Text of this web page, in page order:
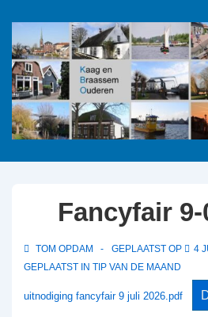
Doorgaan
naar
hoofdinhoud
Fancyfair 9-
TOM OPDAM GEPLAATST OP
4
GEPLAATST IN TIP VAN DE MAAND
uitnodiging fancyfair 9 juli 2026.pdf